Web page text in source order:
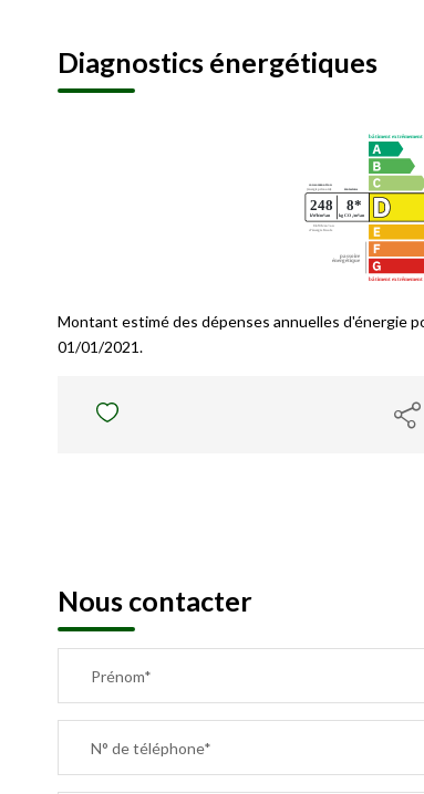
Diagnostics énergétiques
Montant estimé des dépenses annuelles d'énergie
01/01/2021.
Nous contacter
Prénom*
N° de téléphone*